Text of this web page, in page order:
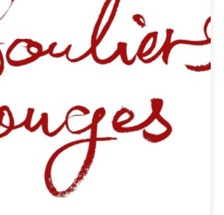
au déroulé du spectacle...